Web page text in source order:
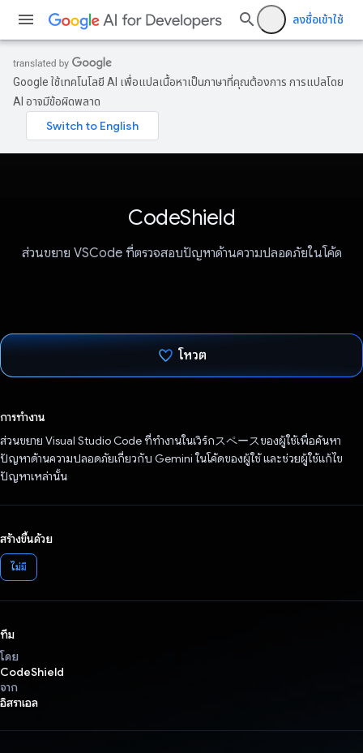
ลงชื่อเข้าใช้
Google ใช้เทคโนโลยี AI เพื่อแปลเนื้อหาเป็นภาษาที่คุณต้องการ การแปลโดย
AI อาจมีข้อผิดพลาด
CodeShield
ส่วนขยาย VSCode ที่ตรวจสอบปัญหาด้านความปลอดภัยในโค้ด
โหวต
การทำงาน
ส่วนขยาย Visual Studio Code ที่ทำงานในเวิร์กスペースของผู้ใช้เพื่อค้นหา
ปัญหาด้านความปลอดภัยเกี่ยวกับ Gemini ในโค้ดของผู้ใช้ และช่วยผู้ใช้แก้ไข
ปัญหาเหล่านั้น
สร้างขึ้นด้วย
ไม่มี
ทีม
โดย
CodeShield
จาก
อิสราเอล